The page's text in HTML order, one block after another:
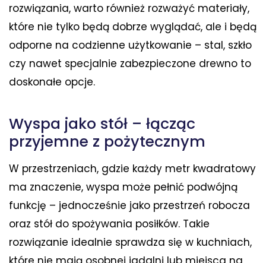
rozwiązania, warto również rozważyć materiały,
które nie tylko będą dobrze wyglądać, ale i będą
odporne na codzienne użytkowanie – stal, szkło
czy nawet specjalnie zabezpieczone drewno to
doskonałe opcje.
Wyspa jako stół – łącząc
przyjemne z pożytecznym
W przestrzeniach, gdzie każdy metr kwadratowy
ma znaczenie, wyspa może pełnić podwójną
funkcję – jednocześnie jako przestrzeń robocza
oraz stół do spożywania posiłków. Takie
rozwiązanie idealnie sprawdza się w kuchniach,